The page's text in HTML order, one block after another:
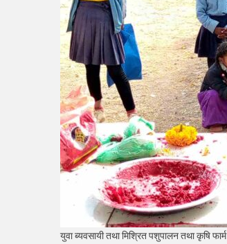
युवा ब्यवसायी तथा मिश्रित पशुपालन तथा कृषि